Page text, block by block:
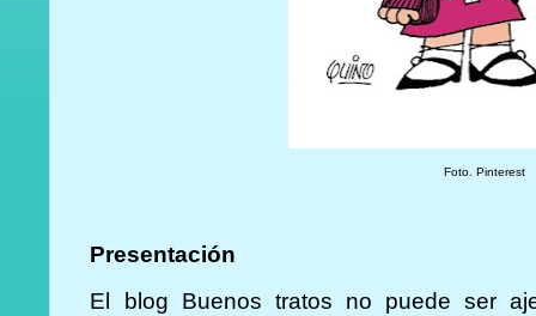
Foto. Pinterest
Presentación
El blog Buenos tratos no puede ser